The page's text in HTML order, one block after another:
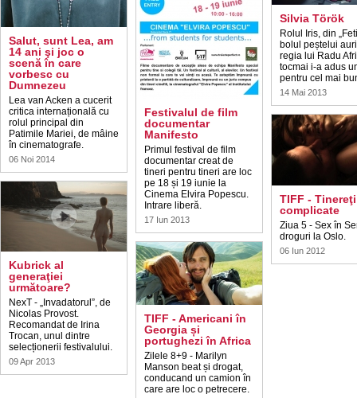
Salut, sunt Lea, am
14 ani şi joc o
scenă în care
vorbesc cu
Dumnezeu
Lea van Acken a cucerit
critica internațională cu
rolul principal din
Patimile Mariei, de mâine
în cinematografe.
06 Noi 2014
Kubrick al
generaţiei
următoare?
NexT - „Invadatorul”, de
Nicolas Provost.
Recomandat de Irina
Trocan, unul dintre
selecționerii festivalului.
09 Apr 2013
Festivalul de film
documentar
Manifesto
Primul festival de film
documentar creat de
tineri pentru tineri are loc
pe 18 și 19 iunie la
Cinema Elvira Popescu.
Intrare liberă.
17 Iun 2013
TIFF - Americani în
Georgia și
portughezi în Africa
Zilele 8+9 - Marilyn
Manson beat și drogat,
conducand un camion în
care are loc o petrecere.
Silvia Török
Rolul Iris, din
bolul peștelui
regia lui Radu
tocmai i-a adus
pentru cel mai
14 Mai 2013
TIFF - Tinereţi
complicate
Ziua 5 - Sex în
droguri la Oslo.
06 Iun 2012